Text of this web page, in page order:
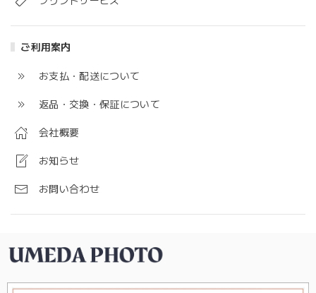
ご利用案内
お支払・配送について
返品・交換・保証について
会社概要
お知らせ
お問い合わせ